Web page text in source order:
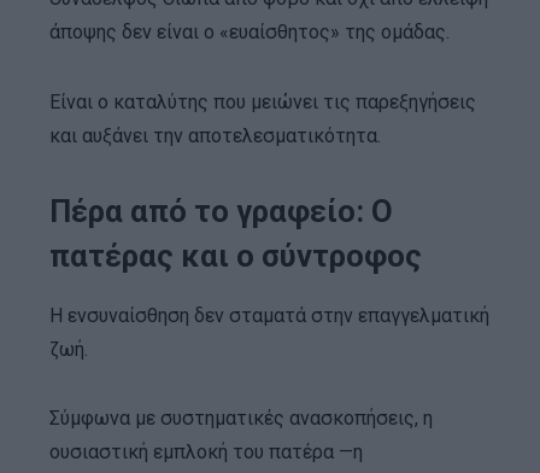
άποψης δεν είναι ο «ευαίσθητος» της ομάδας.
Είναι ο καταλύτης που μειώνει τις παρεξηγήσεις
και αυξάνει την αποτελεσματικότητα.
Πέρα από το γραφείο: Ο
πατέρας και ο σύντροφος
Η ενσυναίσθηση δεν σταματά στην επαγγελματική
ζωή.
Σύμφωνα με συστηματικές ανασκοπήσεις, η
ουσιαστική εμπλοκή του πατέρα —η